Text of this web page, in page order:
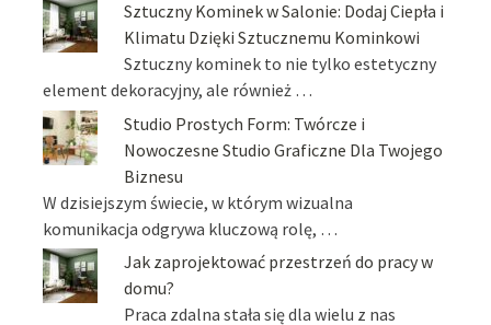
Sztuczny Kominek w Salonie: Dodaj Ciepła i
Klimatu Dzięki Sztucznemu Kominkowi
Sztuczny kominek to nie tylko estetyczny
element dekoracyjny, ale również …
Studio Prostych Form: Twórcze i
Nowoczesne Studio Graficzne Dla Twojego
Biznesu
W dzisiejszym świecie, w którym wizualna
komunikacja odgrywa kluczową rolę, …
Jak zaprojektować przestrzeń do pracy w
domu?
Praca zdalna stała się dla wielu z nas